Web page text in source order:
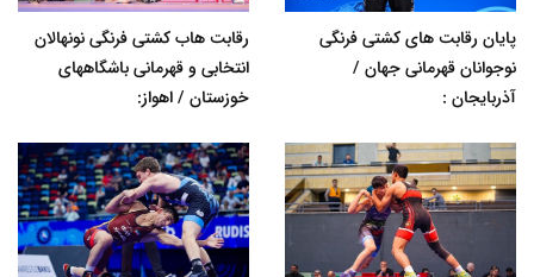
پایان رقابت های کشتی فرنگی
نوجوانان قهرمانی جهان /
آذربایجان :
رقابت هاب کشتی فرنگی نونهالان
انتخابی و قهرمانی باشگاههای
خوزستان / اهواز: